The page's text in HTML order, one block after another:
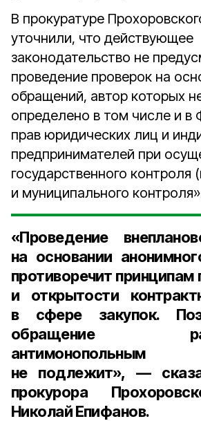
В прокуратуре
уточнили, что действующее
законодательство не
проведение проверок на
обращений, автор которых
определено в том числе и в
прав юридических лиц и
предпринимателей при
государственного контроля
и муниципального
«Проведение
на основании
противоречит принципам
и открытости
в сфере закупок.
обращение
не подлежит», —
прокурора
Николай Епифанов.